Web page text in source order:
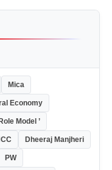
Mica
Economy
Model ’
Dheeraj Manjheri
PW